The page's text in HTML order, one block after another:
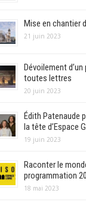
Mise en chantier
21 juin 2023
Dévoilement
toutes lettres
20 juin 2023
Édith Patenaude
la tête d’Espace
19 juin 2023
Raconter le
programmation
18 mai 2023